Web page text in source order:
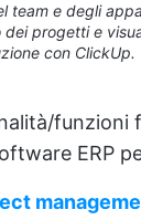
team e degli
progetti e
con ClickUp.
funzioni
ERP